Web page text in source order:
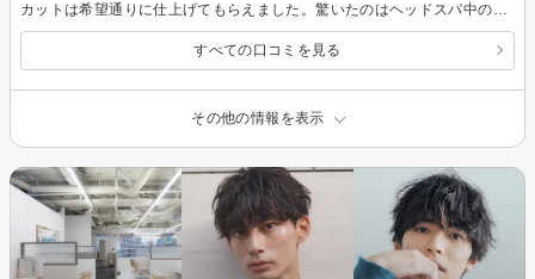
すべての口コミを見る
その他の情報を表示